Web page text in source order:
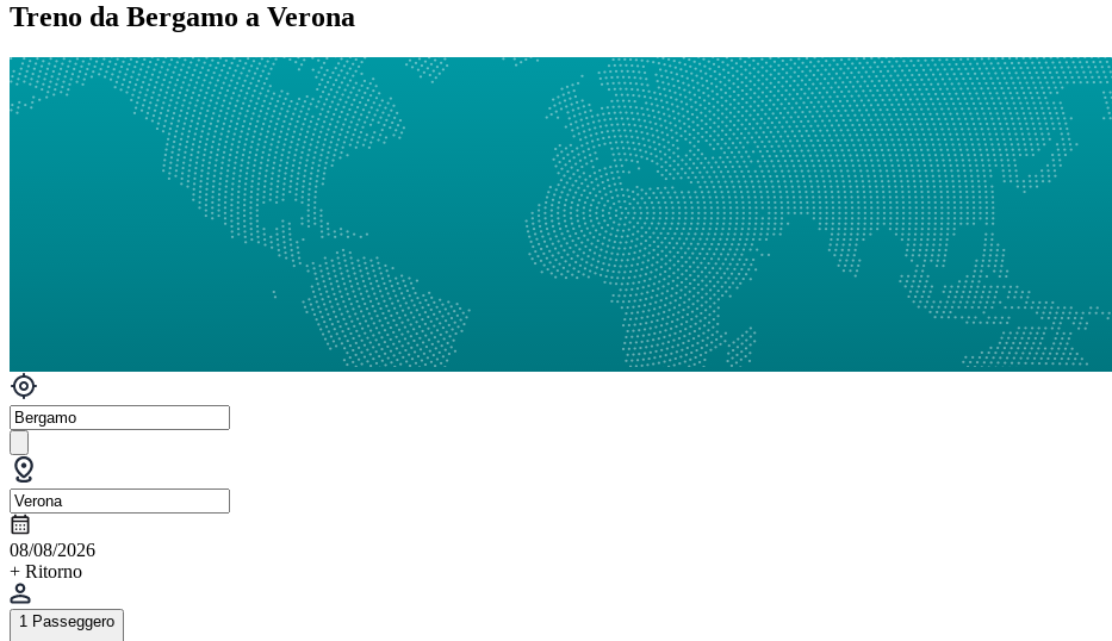
Treno da Bergamo a Verona
08/08/2026
+ Ritorno
1 Passeggero